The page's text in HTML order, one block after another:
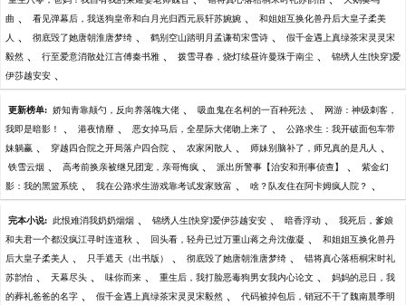
曲 、 看见弹幕后，我送狗皇帝和白月光归西元辰轩苏婉婉 、 和姐姐互换化兽丹后大皇子柔美
人 、 彻底毁了她唐朝淮唐梦绮 、 鹤别空山踏明月孟谦荀宋雪诗 、 假千金遇上真绿茶宋灵灵宋
毅然 、 行至爱意消散处江言傅秦书雅 、 拨雪寻春，烧灯续昼许曼珠于南尘 、 锦绣人生[快穿]爱
伊莎越安安 、
更新榜单: 娇知青靠颠勺，反向养落魄大佬 、 吸血鬼在名柯的一百种死法 、 网游：神级刺客，
我即是暗影！ 、 港夜情靡 、 恶女掉马后，全星际大佬吻上来了 、 公路求生：我开破面包车带
妹躺赢 、 穿越四合院之开局落户四合院 、 农家闲散人 、 师妹别脑补了，师兄真的是凡人 、
铁雪云烟 、 高考前换亲被继兄团宠，亲哥悔疯 、 派出所警事【治安和刑事侦查】 、 紫金幻
影：我的黑篮系统 、 我在公路求生游戏靠考试发家致富 、 啥？队友住在阿卡姆疯人院？ 、
完本小说: 此恨难消我奶奶烟烟 、 锦绣人生[快穿]爱伊莎越安安 、 暗香浮动 、 我死后，爹娘
和夫君一个都没疯江寻时连道秋 、 回头看，轻舟已过万重山蒋之舟沈傲凝 、 和姐姐互换化兽丹
后大皇子柔美人 、 只手遮天（出书版） 、 彻底毁了她唐朝淮唐梦绮 、 错将真心落梧桐宋时礼
苏韵怡 、 天幕尽头 、 味你而来 、 重生后，我打脸恶毒狗男女我内心论文 、 妈妈的忌日，我
的葬礼爸爸的名字 、 假千金遇上真绿茶宋灵灵宋毅然 、 代码被掉包后，销冠不干了魏南晨季明